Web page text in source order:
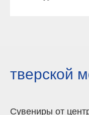
тверской
Сувениры от